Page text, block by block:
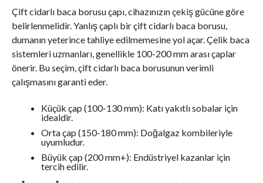
Çift cidarlı baca borusu çapı, cihazınızın çekiş gücüne göre
belirlenmelidir. Yanlış çaplı bir çift cidarlı baca borusu,
dumanın yeterince tahliye edilmemesine yol açar. Çelik baca
sistemleri uzmanları, genellikle 100-200 mm arası çaplar
önerir. Bu seçim, çift cidarlı baca borusunun verimli
çalışmasını garanti eder.
Küçük çap (100-130 mm): Katı yakıtlı sobalar için
idealdir.
Orta çap (150-180 mm): Doğalgaz kombileriyle
uyumludur.
Büyük çap (200 mm+): Endüstriyel kazanlar için
tercih edilir.